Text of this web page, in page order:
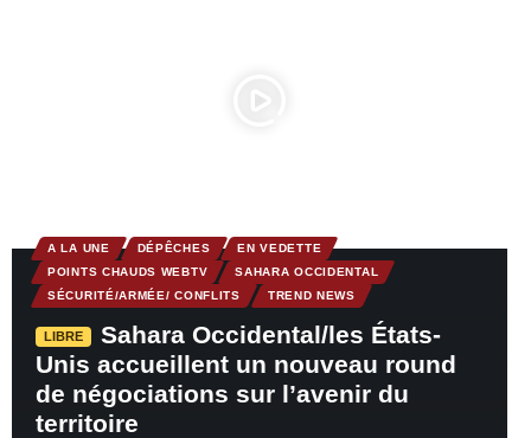
A LA UNE DÉPÊCHES
EN VEDETTE
POINTS CHAUDS WEBTV
SAHARA OCCIDENTAL
SÉCURITÉ/ARMÉE/ CONFLITS
TREND NEWS
LIBRE
Sahara Occidental/les États-
Unis accueillent un nouveau round
de négociations sur l’avenir du
territoire